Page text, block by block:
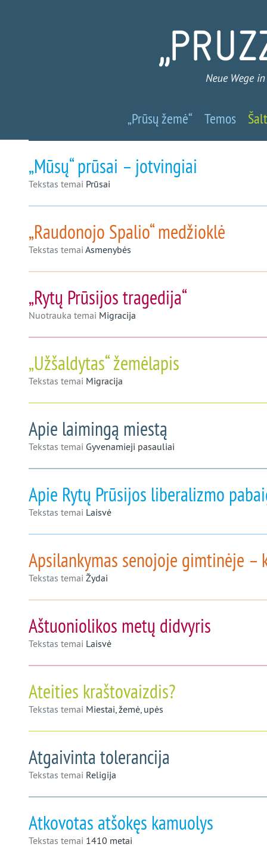
žemė
-
keliai
į
beveik
užmirštą
kraštą
„Prūsų žemė“ Temos
„Mūsų“ prūsai – jotvingiai
Tekstas temai Prūsai
„Raudonojo Spalio“ medžioklė
Tekstas temai Asmenybės
„Rytų Prūsijos tragedija“
Nuotrauka temai Migracija
„Užšaldytas“ žemėlapis
Tekstas temai Migracija
Apie laimingą miestą
Tekstas temai Gyvenamieji pasauliai
Apie Rytų Prūsijos liberalizmo
Tekstas temai Laisvė
Apsilankymas senojoje gimtinėje –
Tekstas temai Žydai
Aštuoniolikos metų didvyris
Tekstas temai Laisvė
Ateities kraštovaizdis?
Tekstas temai Miestai, žemė, upės
Atgaivinta tolerancija
Tekstas temai Religija
Atkovotas atšokęs kamuolys
Tekstas temai 1410 metai